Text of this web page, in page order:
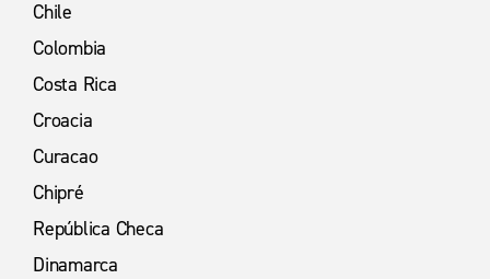
Chile
Colombia
Costa Rica
Croacia
Curacao
Chipré
República Checa
Dinamarca